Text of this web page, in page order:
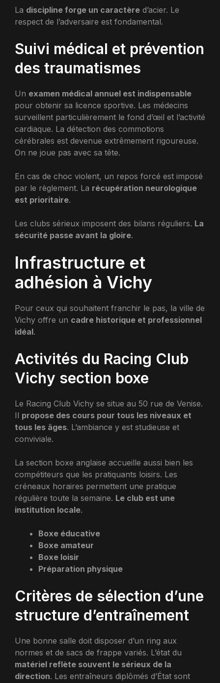
La discipline forge un caractère d’acier. Le
respect de l’adversaire est fondamental.
Suivi médical et prévention
des traumatismes
Un examen médical annuel est indispensable
pour obtenir sa licence sportive. Les médecins
surveillent particulièrement le fond d’œil et l’activité
cardiaque. La détection des commotions
cérébrales est devenue extrêmement rigoureuse.
On ne joue pas avec sa tête.
En cas de choc violent, un repos forcé est imposé
par le règlement. La récupération neurologique
est prioritaire.
Les clubs sérieux imposent des bilans réguliers. La
sécurité passe avant la gloire.
Infrastructure et
adhésion à Vichy
Pour ceux qui souhaitent franchir le pas, la ville de
Vichy offre un cadre historique et professionnel
idéal.
Activités du Racing Club
Vichy section boxe
Le Racing Club Vichy se situe au 50 rue de Venise.
Il propose des cours pour tous les niveaux et
tous les âges. L’ambiance y est studieuse et
conviviale.
La section boxe anglaise accueille aussi bien les
compétiteurs que les pratiquants loisirs. Les
créneaux horaires permettent une pratique
régulière toute la semaine. Le club est une
institution locale.
Boxe éducative
Boxe amateur
Boxe loisir
Préparation physique
Critères de sélection d’une
structure d’entraînement
Une bonne salle doit disposer d’un ring aux
normes et de sacs de frappe variés. L’état du
matériel reflète souvent le sérieux de la
direction. Les entraîneurs diplômés d’État sont